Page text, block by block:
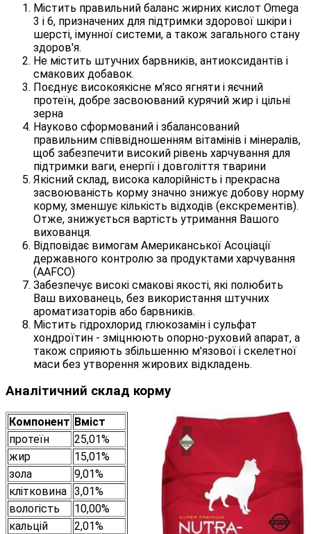
Містить правильний баланс жирних кислот Omega
3 і 6, призначених для підтримки здорової шкіри і
шерсті, імунної системи, а також загального стану
здоров'я.
Не містить штучних барвників, антиоксидантів і
смакових добавок.
Поєднує високоякісне м'ясо ягняти і яєчний
протеїн, добре засвоюваний курячий жир і цільні
зерна
Науково сформований і збалансований
правильним співвідношенням вітамінів і мінералів,
щоб забезпечити високий рівень харчування для
підтримки ваги, енергії і довголіття тварини
Якісний склад, висока калорійність і прекрасна
засвоюваність корму значно знижує добову норму
корму, зменшує кількість відходів (екскрементів).
Отже, знижується вартість утримання Вашого
вихованця.
Відповідає вимогам Американської Асоціації
державного контролю за продуктами харчування
(AAFCO)
Забезпечує високі смакові якості, які полюбить
Ваш вихованець, без використання штучних
ароматизаторів або барвників.
Містить гідрохлорид глюкозамін і сульфат
хондроїтин - зміцнюють опорно-руховий апарат, а
також сприяють збільшенню м'язової і скелетної
маси без утворення жирових відкладень.
Аналітичний склад корму
Компонент Вміст
протеїн
25,01%
жир
15,01%
зола
9,01%
клітковина 3,01%
вологість
10,00%
кальцій
2,01%